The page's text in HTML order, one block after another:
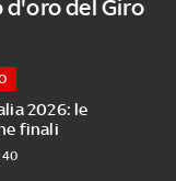
d'oro del Giro
2026: le
finali